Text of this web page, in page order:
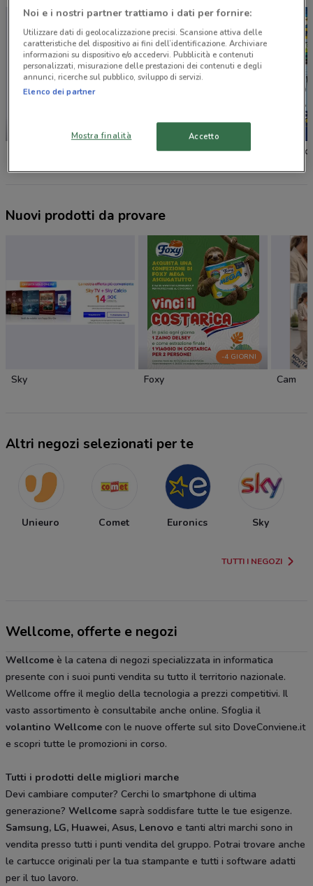
Comet
Nuovi prodotti da provare
Sky
-4 GIORNI
Foxy Cam
Altri negozi selezionati per te
Unieuro Comet Euronics Sky
TUTTI I NEGOZI
Wellcome, offerte e negozi
Wellcome è la catena di negozi specializzata in informatica
presente con i suoi punti vendita su tutto il territorio nazionale.
Wellcome offre il meglio della tecnologia a prezzi competitivi. Il
vasto assortimento è consultabile anche online. Sfoglia il
volantino Wellcome con le nuove offerte sul sito DoveConviene.it
e scopri tutte le promozioni in corso.
Tutti i prodotti delle migliori marche
Devi cambiare computer? Cerchi lo smartphone di ultima
generazione? Wellcome saprà soddisfare tutte le tue esigenze.
Samsung, LG, Huawei, Asus, Lenovo e tanti altri marchi sono in
vendita presso tutti i punti vendita del gruppo. Potrai trovare anche
le cartucce originali per la tua stampante e tutti i software adatti
per il tuo lavoro.
Noi e i nostri partner trattiamo i dati per fornire:
Utilizzare dati di geolocalizzazione precisi. Scansione attiva delle
caratteristiche del dispositivo ai fini dell’identificazione. Archiviare
informazioni su dispositivo e/o accedervi. Pubblicità e contenuti
personalizzati, misurazione delle prestazioni dei contenuti e degli
annunci, ricerche sul pubblico, sviluppo di servizi.
Elenco dei partner
Mostra finalità Accetto